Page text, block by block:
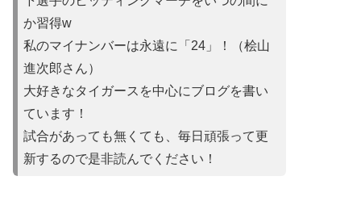
か習得w
私のマイナンバーは永遠に「24」！（桧山
進次郎さん）
大好きなタイガースを中心にブログを書い
ています！
試合があって も無くても、毎日頑張って更
新するので是非読んでください！